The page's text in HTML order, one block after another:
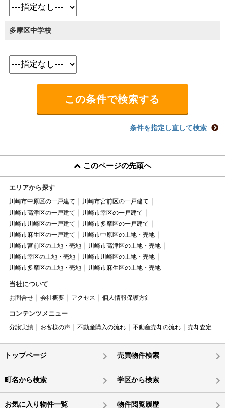
多摩区中学校
条件を指定し直して検索
このページの先頭へ
エリアから探す
川崎市中原区の一戸建て
川崎市宮前区の一戸建て
川崎市高津区の一戸建て
川崎市幸区の一戸建て
川崎市川崎区の一戸建て
川崎市多摩区の一戸建て
川崎市麻生区の一戸建て
川崎市中原区の土地・売地
川崎市宮前区の土地・売地
川崎市高津区の土地・売地
川崎市幸区の土地・売地
川崎市川崎区の土地・売地
川崎市多摩区の土地・売地
川崎市麻生区の土地・売地
当社について
お問合せ 会社概要 アクセス 個人情報保護方針
コンテンツメニュー
分譲実績 お客様の声 不動産購入の流れ 不動産売却の流れ 売却査定
トップページ 売買物件検索
町名から検索 学区から検索
お気に入り物件一覧 物件閲覧履歴